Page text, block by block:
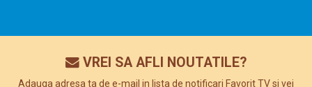
VREI SA AFLI NOUTATILE?
Adauga adresa ta de e-mail in lista de notificari Favorit TV si vei